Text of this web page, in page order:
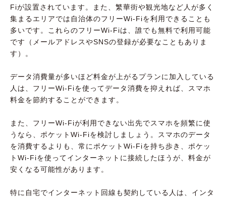
Fiが設置されています。また、繁華街や観光地など人が多く
集まるエリアでは自治体のフリーWi-Fiを利用できることも
多いです。これらのフリーWi-Fiは、誰でも無料で利用可能
です（メールアドレスやSNSの登録が必要なこともありま
す）。
データ消費量が多いほど料金が上がるプランに加入している
人は、フリーWi-Fiを使ってデータ消費を抑えれば、スマホ
料金を節約することができます。
また、フリーWi-Fiが利用できない出先でスマホを頻繁に使
うなら、ポケットWi-Fiを検討しましょう。スマホのデータ
を消費するよりも、常にポケットWi-Fiを持ち歩き、ポケッ
トWi-Fiを使ってインターネットに接続したほうが、料金が
安くなる可能性があります。
特に自宅でインターネット回線も契約している人は、インタ